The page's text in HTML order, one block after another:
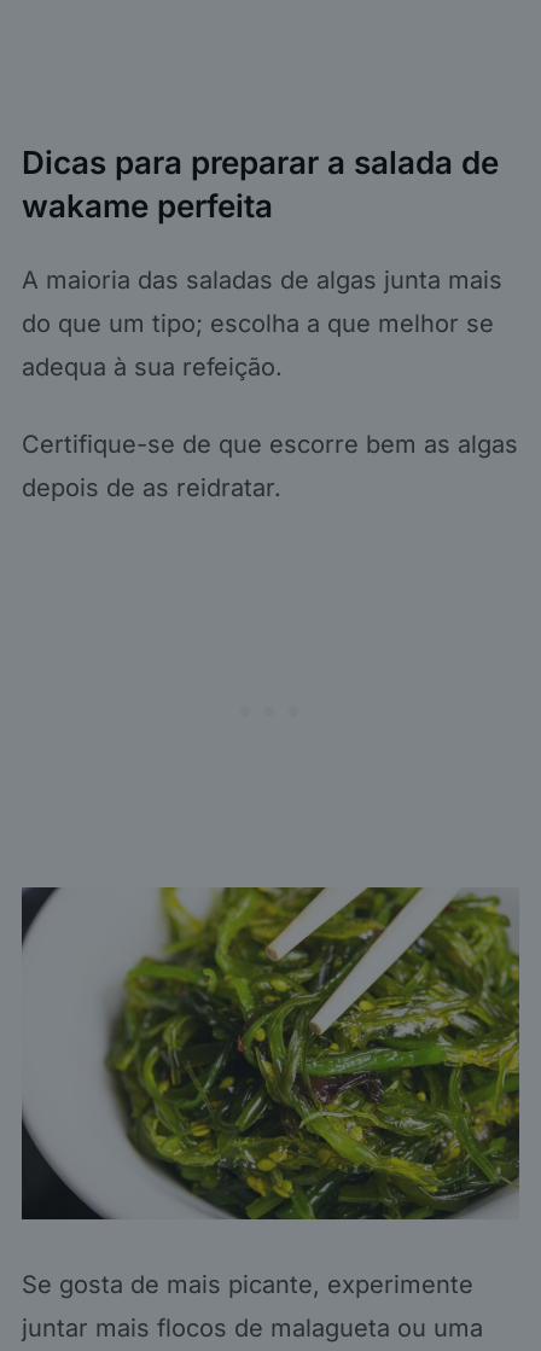
Dicas para preparar a salada de
wakame perfeita
A maioria das saladas de algas junta mais
do que um tipo; escolha a que melhor se
adequa à sua refeição.
Certifique-se de que escorre bem as algas
depois de as reidratar.
Se gosta de mais picante, experimente
juntar mais flocos de malagueta ou uma